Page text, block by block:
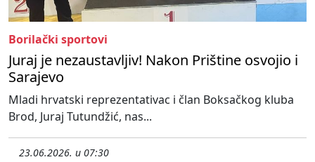
Borilački sportovi
Juraj je nezaustavljiv! Nakon Prištine osvojio i
Sarajevo
Mladi hrvatski reprezentativac i član Boksačkog kluba
Brod, Juraj Tutundžić, nas...
23.06.2026. u 07:30